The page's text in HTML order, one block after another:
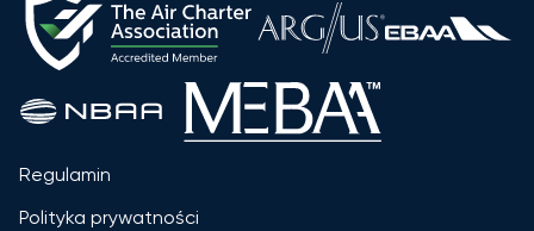
Regulamin
Polityka prywatności